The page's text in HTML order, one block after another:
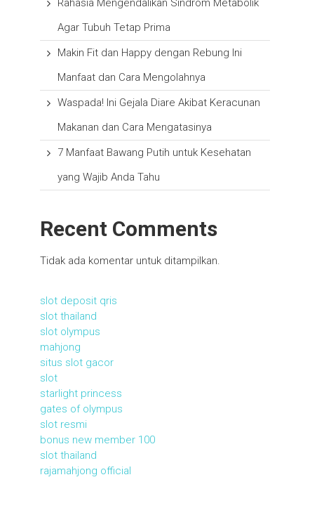
Rahasia Mengendalikan Sindrom Metabolik
Agar Tubuh Tetap Prima
Makin Fit dan Happy dengan Rebung Ini
Manfaat dan Cara Mengolahnya
Waspada! Ini Gejala Diare Akibat Keracunan
Makanan dan Cara Mengatasinya
7 Manfaat Bawang Putih untuk Kesehatan
yang Wajib Anda Tahu
Recent Comments
Tidak ada komentar untuk ditampilkan.
slot deposit qris
slot thailand
slot olympus
mahjong
situs slot gacor
slot
starlight princess
gates of olympus
slot resmi
bonus new member 100
slot thailand
rajamahjong official